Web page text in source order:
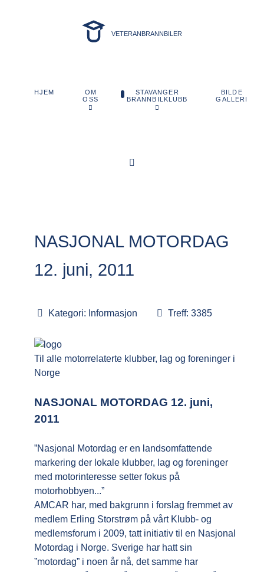
VETERANBRANNBILER
HJEM
OM
OSS
STAVANGER
BRANNBILKLUBB
BILDE
GALLERI
NASJONAL MOTORDAG
12. juni, 2011
Kategori: Informasjon Treff: 3385
Til alle motorrelaterte klubber, lag og foreninger i
Norge
NASJONAL MOTORDAG 12. juni,
2011
”Nasjonal Motordag er en landsomfattende
markering der lokale klubber, lag og foreninger
med motorinteresse setter fokus på
motorhobbyen...”
AMCAR har, med bakgrunn i forslag fremmet av
medlem Erling Storstrøm på vårt Klubb- og
medlemsforum i 2009, tatt initiativ til en Nasjonal
Motordag i Norge. Sverige har hatt sin
”motordag” i noen år nå, det samme har